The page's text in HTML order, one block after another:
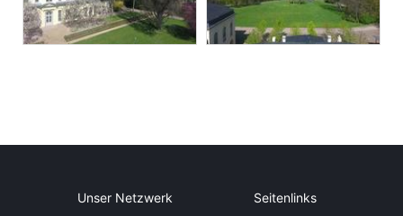
Unser Netzwerk Seitenlinks